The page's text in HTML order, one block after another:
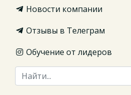
Новости компании
Отзывы в Телеграм
Обучение от лидеров